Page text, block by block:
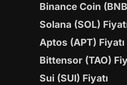
Binance Coin
Solana (SOL)
Aptos (APT) Fiyatı
Bittensor (TAO)
Sui (SUI) Fiyatı